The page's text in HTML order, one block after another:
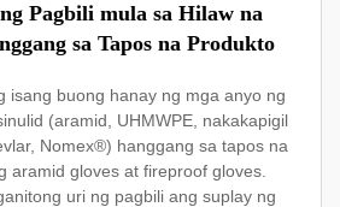
Pagbili mula sa Hilaw na
sa Tapos na Produkto
isang buong hanay ng mga anyo ng
(aramid, UHMWPE, nakakapigil
Nomex®) hanggang sa tapos na
aramid gloves at fireproof gloves.
uri ng pagbili ang suplay ng